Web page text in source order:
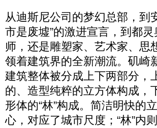
从迪斯尼公司的梦幻总部，到
市是废墟”的激进宣言，到都
师，还是雕塑家、艺术家、思
领着建筑界的全新潮流。矶崎
建筑整体被分成上下两部分，
的、造型纯粹的立方体构成，
形体的“林”构成。简洁明快的
心，对应了城市尺度；“林”内